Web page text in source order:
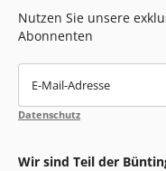
Nutzen Sie unsere
Abonnenten
E-Mail-Adresse
Datenschutz
Wir sind Teil der